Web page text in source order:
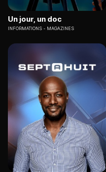
Un jour, un doc
INFORMATIONS MAGAZINES